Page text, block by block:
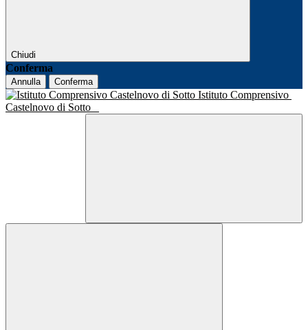
Chiudi
Conferma
Annulla Conferma
Istituto Comprensivo
Castelnovo di Sotto